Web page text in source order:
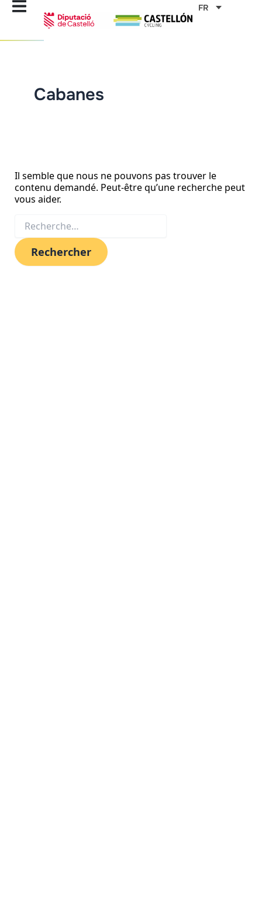
Aller
FR
Cabanes
Il semble que nous ne pouvons pas trouver le
contenu demandé. Peut-être qu’une recherche peut
vous aider.
Rechercher :